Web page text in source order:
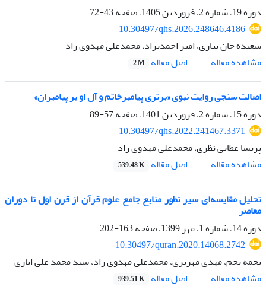
دوره 19، شماره 2، فروردین 1405، صفحه
43-72
10.30497/qhs.2026.248646.4186
سعیده جان نثاری، امیر احمدنژاد، محمدعلی مهدوی راد
مشاهده مقاله
اصل مقاله 2 M
اصالت سنجی روایت نبوی «برتری پیامبرخاتم و آل او بر پیامبران»
دوره 15، شماره 2، فروردین 1401، صفحه
57-89
10.30497/qhs.2022.241467.3371
پریسا عطایی نظری، محمدعلی مهدوی راد
مشاهده مقاله
اصل مقاله 539.48 K
تحلیل مقایسه‌ای سیر تطور منابع جامع علوم قرآن از قرن اول تا دوران
معاصر
دوره 14، شماره 1، مهر 1399، صفحه
163-202
10.30497/quran.2020.14068.2742
نجمه نجم، مهدی مهریزی، محمدعلی مهدوی راد، سید محمد علی ایازی
مشاهده مقاله
اصل مقاله 939.51 K